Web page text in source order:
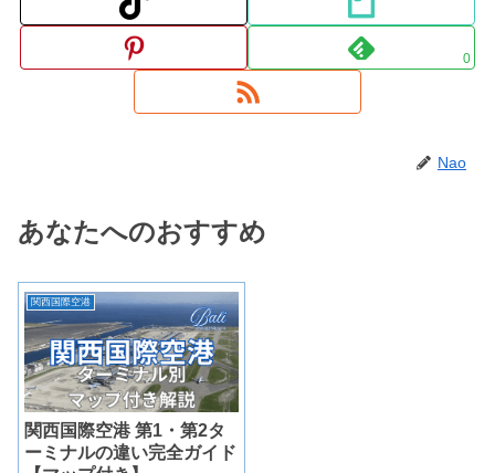
0
Nao
あなたへのおすすめ
関西国際空港
関西国際空港 第1・第2タ
ーミナルの違い完全ガイド